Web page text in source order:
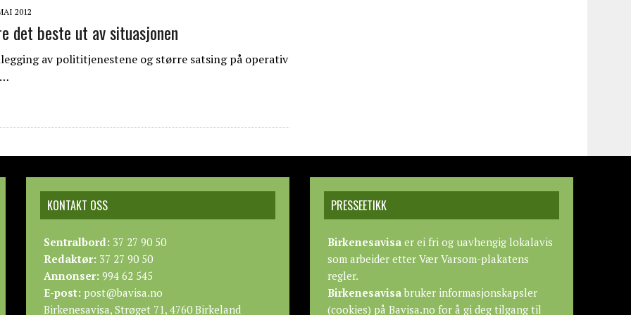
2012
det beste ut av situasjonen
av polititjenestene og større satsing på operativ
KONTAKT OSS
Sentralbord: 37 27 90 50
Redaktør: 37 27 90 50
Annonser: 994 62 545
E-post: post@bavisa.no
Birkenesavisa, Strøget 71, 4760 Birkeland
PRESSEETIKK
Birkenesavisa er ei fri og uavhengig lokalavis
som arbeider etterVær Varsom-plakatens
regler.
Birkenesavisabruker informasjonskapsler
(cookies) på Bavisa.no for å gi deg tilgang til